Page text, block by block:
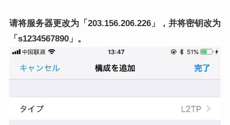
请将服务器更改为「203.156.206.226」，并将密钥改为
「s1234567890」。